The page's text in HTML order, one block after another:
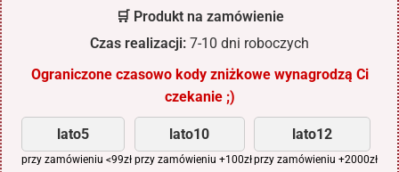
🛒 Produkt na zamówienie
Czas realizacji: 7-10 dni roboczych
Ograniczone czasowo kody zniżkowe wynagrodzą Ci
czekanie ;)
lato5
przy zamówieniu <99zł
lato10
przy zamówieniu +100zł
lato12
przy zamówieniu +2000zł